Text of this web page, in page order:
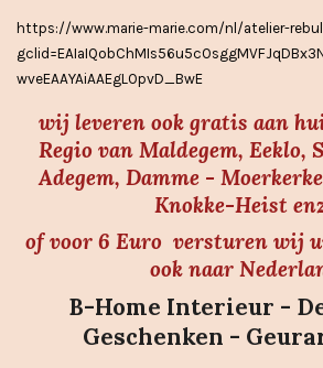
e
n
https://www.marie-marie.com/nl/atelier-
wveEAAYAiAAEgLOpvD_BwE
wij leveren ook gratis aan
Regio van Maldegem,
Adegem, Damme -
Knokke-Heist
of voor 6 Euro versturen wij
ook naar
B-Home Interieur -
Geschenken -